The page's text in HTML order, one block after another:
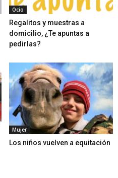
Ocio
Regalitos y muestras a
domicilio, ¿Te apuntas a
pedirlas?
Mujer
Los niños vuelven a equitación